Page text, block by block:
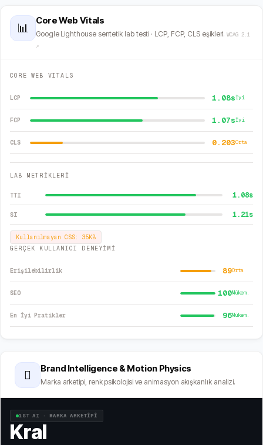
📊
Core Web Vitals
Google Lighthouse sentetik lab testi · LCP, FCP, CLS eşikleri. WCAG 2.1
↗
CORE WEB VITALS
LCP 1.08sİyi
FCP 1.07sİyi
CLS 0.203Orta
LAB METRİKLERİ
TTI 1.08s
SI 1.21s
Kullanılmayan CSS: 35KB
GERÇEK KULLANICI DENEYİMİ
Erişilebilirlik 89Orta
SEO 100Mükem.
En İyi Pratikler 96Mükem.
🫆 Brand Intelligence & Motion Physics
Marka arketipi, renk psikolojisi ve animasyon akışkanlık analizi.
1ST AI · MARKA ARKETİPİ
Kral